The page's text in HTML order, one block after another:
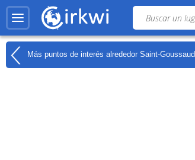
Más puntos de interés alrededor Saint-Goussaud